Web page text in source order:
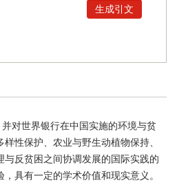
对世界银行在中国实施的环境与贫
性保护、农业与野生动植物保持、
反贫困之间协调发展的国际实践的
具有一定的学术价值和现实意义。